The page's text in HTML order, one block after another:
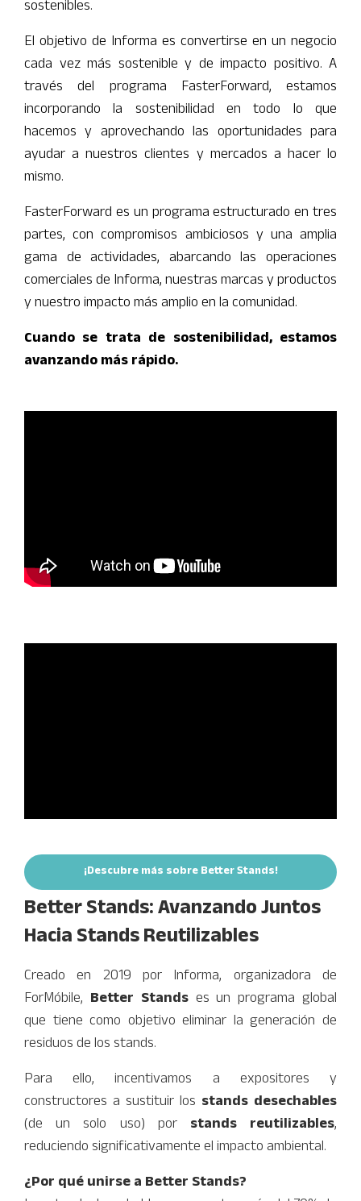
sostenibles.
El objetivo de Informa es convertirse en un negocio
cada vez más sostenible y de impacto positivo. A
través del programa FasterForward, estamos
incorporando la sostenibilidad en todo lo que
hacemos y aprovechando las oportunidades para
ayudar a nuestros clientes y mercados a hacer lo
mismo.
FasterForward es un programa estructurado en tres
partes, con compromisos ambiciosos y una amplia
gama de actividades, abarcando las operaciones
comerciales de Informa, nuestras marcas y productos
y nuestro impacto más amplio en la comunidad.
Cuando se trata de sostenibilidad, estamos
avanzando más rápido.
¡Descubre más sobre Better
¡Descubre más sobre Better Stands!
(opens in new tab)
Better Stands: Avanzando Juntos
Hacia Stands Reutilizables
Creado en 2019 por Informa, organizadora de
ForMóbile, Better Standses un programa global
que tiene como objetivo eliminar la generación de
residuos de los stands.
Para ello, incentivamos a expositores y
constructores a sustituir los stands desechables
(de un solo uso) por stands reutilizables,
reduciendo significativamente el impacto ambiental.
¿Por qué unirse a Better Stands?